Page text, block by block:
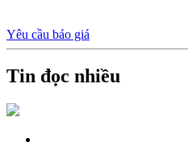
Yêu cầu báo giá
Tin đọc nhiều